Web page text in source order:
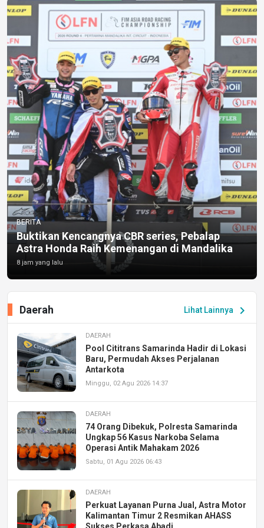
BERITA
Buktikan Kencangnya CBR series, Pebalap
Astra Honda Raih Kemenangan di Mandalika
8 jam yang lalu
Lihat Lainnya chevron_right
Daerah
DAERAH
Pool Cititrans Samarinda Hadir di Lokasi
Baru, Permudah Akses Perjalanan
Antarkota
Minggu, 02 Agu 2026 14:37
DAERAH
74 Orang Dibekuk, Polresta Samarinda
Ungkap 56 Kasus Narkoba Selama
Operasi Antik Mahakam 2026
Sabtu, 01 Agu 2026 06:43
DAERAH
Perkuat Layanan Purna Jual, Astra Motor
Kalimantan Timur 2 Resmikan AHASS